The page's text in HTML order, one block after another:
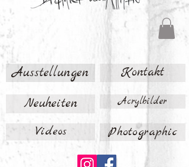
Ausstellungen Kontakt
Neuheiten Acrylbilder
Videos Photographic